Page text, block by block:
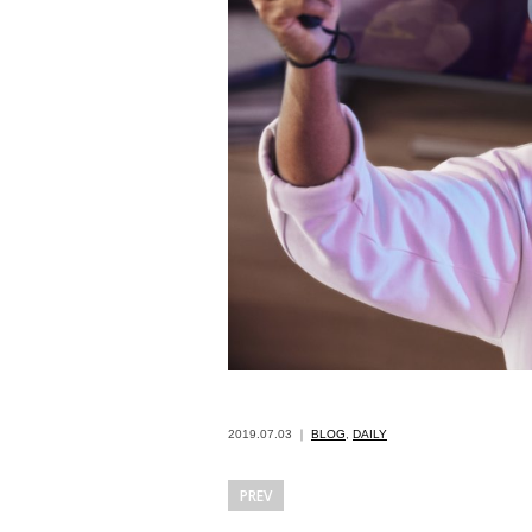
2019.07.03 ｜ BLOG DAILY
PREV